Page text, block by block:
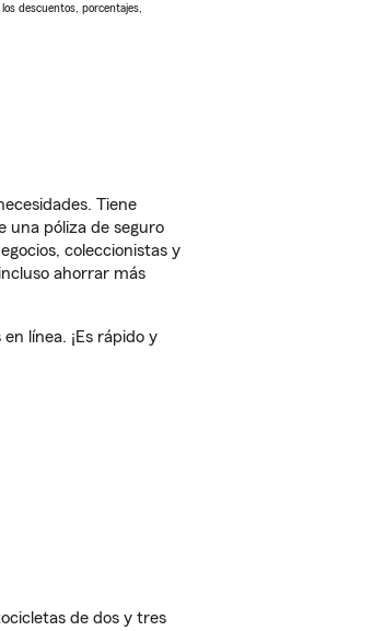
descuentos, porcentajes,
Tiene
una póliza de seguro
coleccionistas y
ahorrar más
línea. ¡Es rápido y
de dos y tres